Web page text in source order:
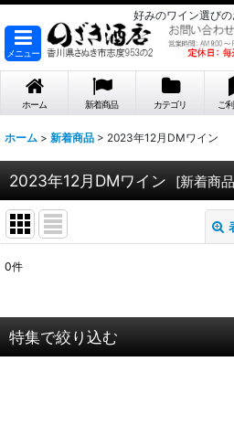
好みのワイン選び
メニュー
ホーム 新着商品 カテゴリ ご
ホーム > 新着商品 > 2023年12月DMワイン
2023年12月DMワイン [新着商品
在庫あり
0件
特集で絞り込む